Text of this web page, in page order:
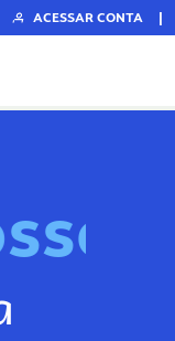
ACESSAR CONTA |
sso